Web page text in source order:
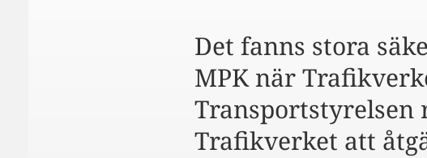
Det fanns stora
MPK när
Transportstyrelsen
Trafikverket att